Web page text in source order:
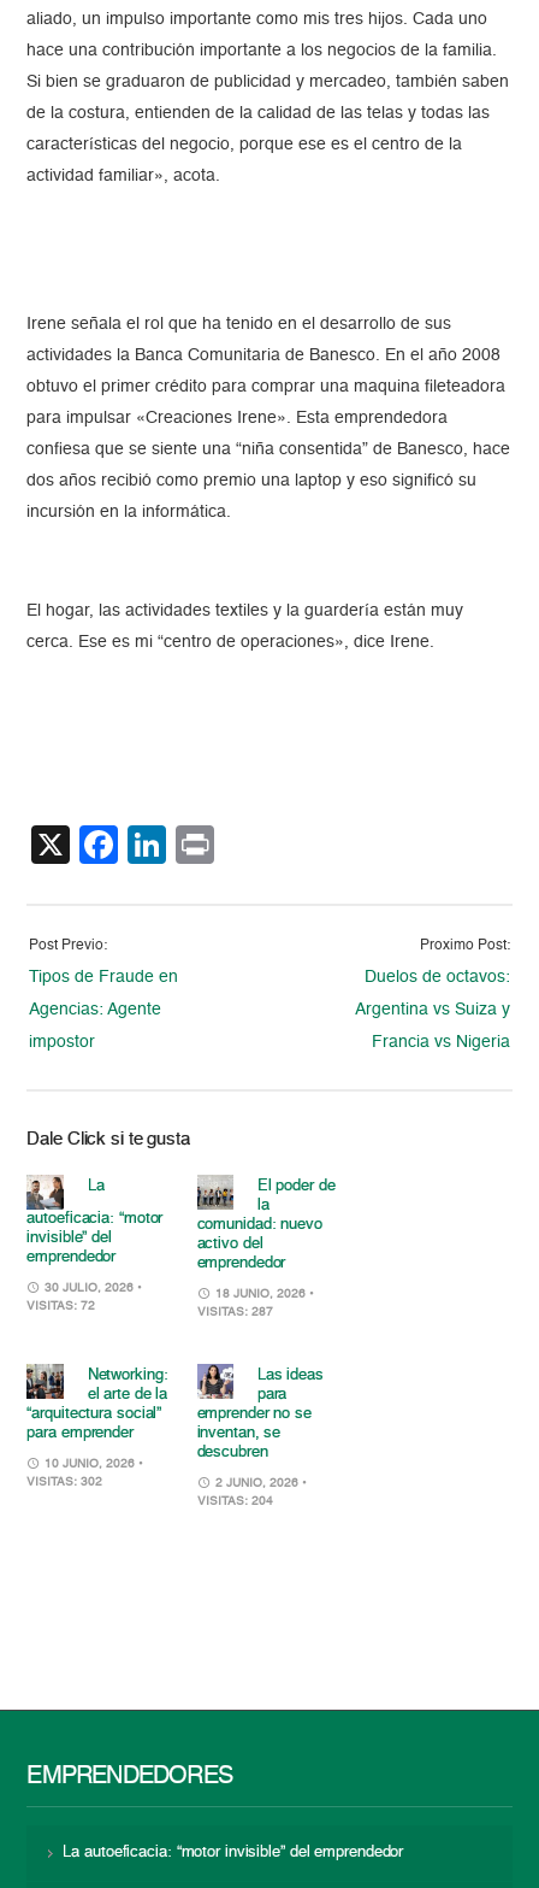
aliado, un impulso importante como mis tres hijos. Cada uno
hace una contribución importante a los negocios de la familia.
Si bien se graduaron de publicidad y mercadeo, también saben
de la costura, entienden de la calidad de las telas y todas las
características del negocio, porque ese es el centro de la
actividad familiar», acota.
Irene señala el rol que ha tenido en el desarrollo de sus
actividades la Banca Comunitaria de Banesco. En el año 2008
obtuvo el primer crédito para comprar una maquina fileteadora
para impulsar «Creaciones Irene». Esta emprendedora
confiesa que se siente una “niña consentida” de Banesco, hace
dos años recibió como premio una laptop y eso significó su
incursión en la informática.
El hogar, las actividades textiles y la guardería están muy
cerca. Ese es mi “centro de operaciones», dice Irene.
X Facebook
LinkedIn
Post Previo:
Tipos de Fraude en
Agencias: Agente
impostor
Proximo Post:
Duelos de octavos:
Argentina vs Suiza y
Francia vs Nigeria
Dale Click si te gusta
La
autoeficacia: “motor
invisible” del
emprendedor
30 JULIO, 2026 •
VISITAS: 72
El poder de
la
comunidad: nuevo
activo del
emprendedor
18 JUNIO, 2026 •
VISITAS: 287
Networking:
el arte de la
“arquitectura social”
para emprender
10 JUNIO, 2026 •
VISITAS: 302
Las ideas
para
emprender no se
inventan, se
descubren
2 JUNIO, 2026 •
VISITAS: 204
EMPRENDEDORES
La autoeficacia: “motor invisible” del emprendedor